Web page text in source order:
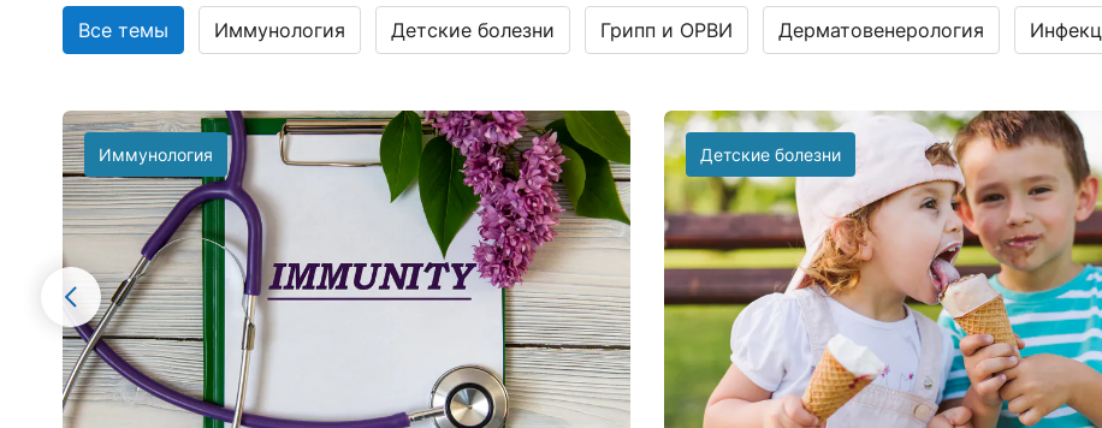
Все темы Иммунология Детские болезни Грипп и ОРВИ Дерматовенерология
Иммунология Детские болезни